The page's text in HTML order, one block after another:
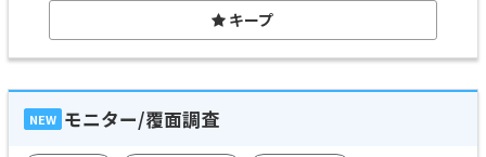
キープ
NEW モニター/覆面調査